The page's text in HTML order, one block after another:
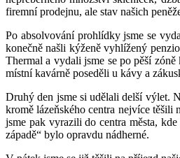
firemní prodejnu, ale stav našich
Po absolvování prohlídky jsme se
konečně našli kýženě vyhlížený
Thermal a vydali jsme se po pěší
místní kavárně poseděli u kávy a
Druhý den jsme si udělali delší výlet.
kromě lázeňského centra nejvíce
jsme pak vyrazili do centra města,
západě“ bylo opravdu nádherné.